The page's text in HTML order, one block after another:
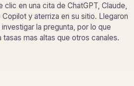
clic en una cita de ChatGPT, Claude,
y aterriza en su sitio. Llegaron
la pregunta, por lo que
tasas mas altas que otros canales.